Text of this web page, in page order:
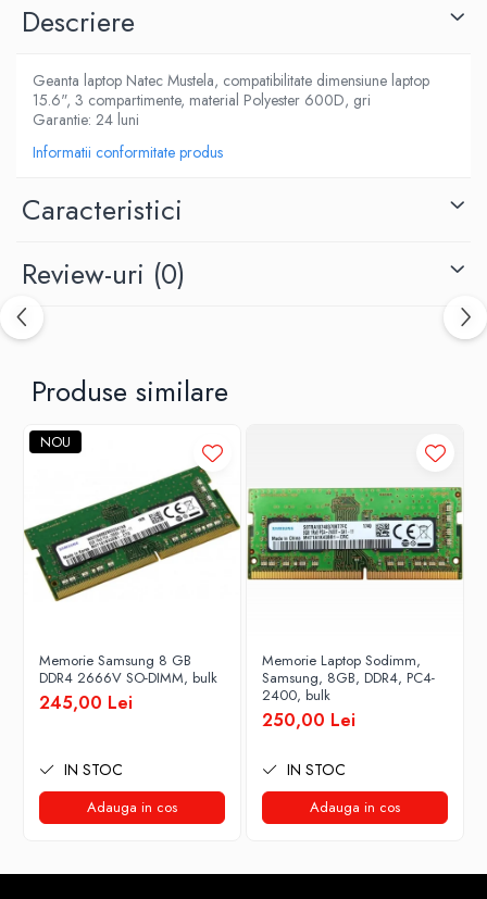
Descriere
Geanta laptop Natec Mustela, compatibilitate dimensiune laptop
15.6", 3 compartimente, material Polyester 600D, gri
Garantie: 24 luni
Informatii conformitate produs
Caracteristici
Review-uri (0)
Produse similare
NOU
Memorie Samsung 8 GB
DDR4 2666V SO-DIMM, bulk
245,00 Lei
IN STOC
Adauga in cos
Memorie Laptop Sodimm,
Samsung, 8GB, DDR4, PC4-
2400, bulk
250,00 Lei
IN STOC
Adauga in cos